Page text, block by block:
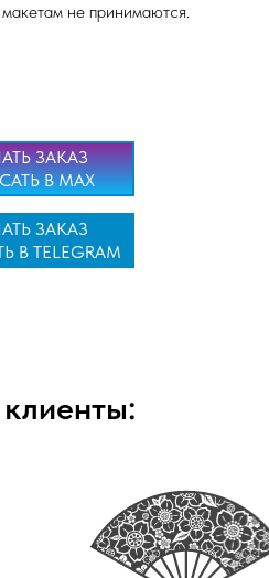
не принимаются.
ЗАКАЗ
В MAX
ЗАКАЗ
В TELEGRAM